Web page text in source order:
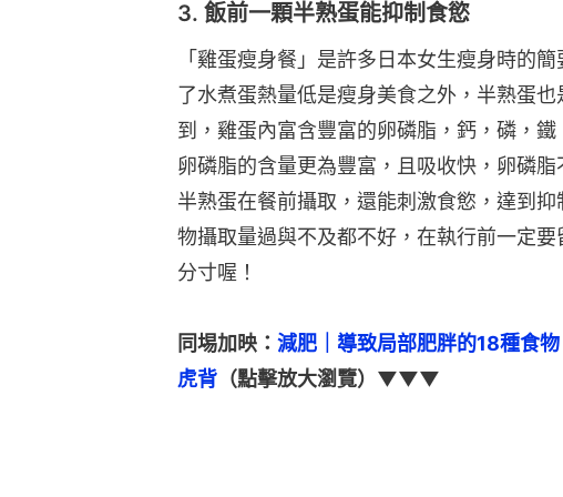
3. 飯前一顆半熟蛋能抑制食慾
「雞蛋瘦身餐」是許多日本女生瘦身時的
了水煮蛋熱量低是瘦身美食之外，半熟蛋
到，雞蛋內富含豐富的卵磷脂，鈣，磷，
卵磷脂的含量更為豐富，且吸收快，卵磷
半熟蛋在餐前攝取，還能刺激食慾，達到
物攝取量過與不及都不好，在執行前一定
分寸喔！
同埸加映： 減肥｜導致局部肥胖的18種食
虎背 （點擊放大瀏覽）▼▼▼